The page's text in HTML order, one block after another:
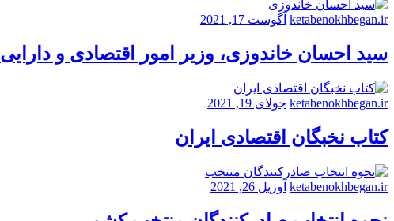
ketabenokhbegan.ir آگوست 17, 2021
سید احسان خاندوزی، وزیر امور اقتصادی و
ketabenokhbegan.ir جولای 19, 2021
کتاب نخبگان اقتصادی ایران
ketabenokhbegan.ir آوریل 26, 2021